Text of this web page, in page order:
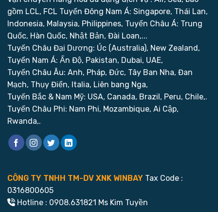
gồm LCL, FCL Tuyến Đông Nam Á: Singapore, Thái Lan,
Indonesia, Malaysia, Philippines, Tuyến Châu Á: Trung
Quốc, Hàn Quốc, Nhật Bản, Đài Loan,...
Tuyến Châu Đại Dương: Úc (Australia), New Zealand,
Tuyến Nam Á: Ấn Độ, Pakistan, Dubai, UAE,
Tuyến Châu Âu: Anh, Pháp, Đức, Tây Ban Nha, Đan
Mạch, Thụy Điển, Italia, Liên bang Nga,
Tuyến Bắc & Nam Mỹ: USA, Canada, Brazil, Peru, Chile,.
Tuyến Châu Phi: Nam Phi, Mozambique, Ai Cập,
Rwanda,.
CÔNG TY TNHH TM-DV XNK WINBAY Tax Code :
0316800605
Hotline : 0908.631821 Ms Kim Tuyền